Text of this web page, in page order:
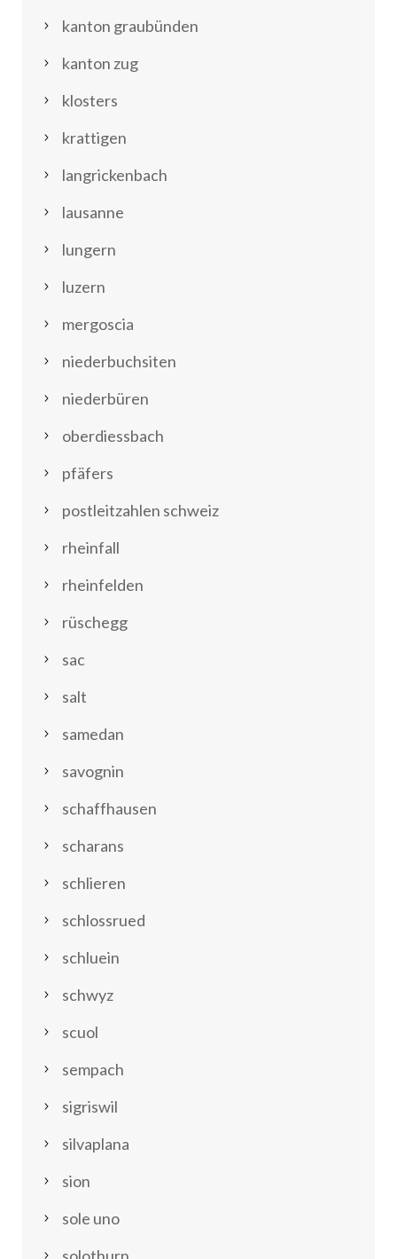
kanton graubünden
kanton zug
klosters
krattigen
langrickenbach
lausanne
lungern
luzern
mergoscia
niederbuchsiten
niederbüren
oberdiessbach
pfäfers
postleitzahlen schweiz
rheinfall
rheinfelden
rüschegg
sac
salt
samedan
savognin
schaffhausen
scharans
schlieren
schlossrued
schluein
schwyz
scuol
sempach
sigriswil
silvaplana
sion
sole uno